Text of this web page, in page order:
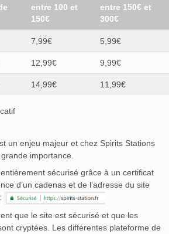
entre 100 et
150€
entre 150€ et
300€
7,99€ 5,99€
12,99€ 9,99€
14,99€ 11,99€
un enjeu majeur et chez Spirits Stations
importance.
sécurisé grâce à un certificat
d’un cadenas et de l’adresse du site
que le site est sécurisé et que les
cryptées. Les différentes plateforme de